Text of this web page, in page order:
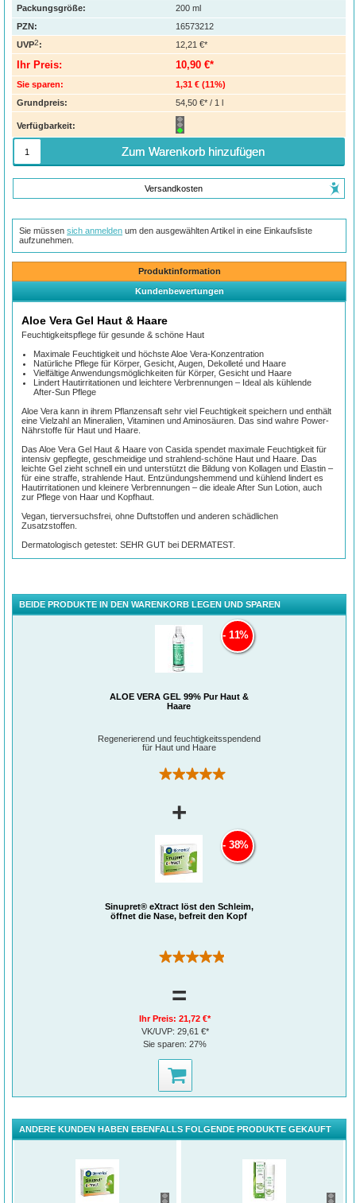
Packungsgröße:
200 ml
PZN:
16573212
UVP2: 12,21 €*
Ihr Preis: 10,90 €*
Sie sparen: 1,31 € (11%)
Grundpreis:
54,50 €* / 1 l
Verfügbarkeit:
Zum Warenkorb hinzufügen
Versandkosten
Sie müssensich anmelden um den ausgewählten Artikel in eine Einkaufsliste
aufzunehmen.
Produktinformation
Kundenbewertungen
Aloe Vera Gel Haut & Haare
Feuchtigkeitspflege für gesunde & schöne Haut
Maximale Feuchtigkeit und höchste Aloe Vera-Konzentration
Natürliche Pflege für Körper, Gesicht, Augen, Dekolleté und Haare
Vielfältige Anwendungsmöglichkeiten für Körper, Gesicht und Haare
Lindert Hautirritationen und leichtere Verbrennungen – Ideal als kühlende
After-Sun Pflege
Aloe Vera kann in ihrem Pflanzensaft sehr viel Feuchtigkeit speichern und enthält
eine Vielzahl an Mineralien, Vitaminen und Aminosäuren. Das sind wahre Power-
Nährstoffe für Haut und Haare.
Das Aloe Vera Gel Haut & Haare von Casida spendet maximale Feuchtigkeit für
intensiv gepflegte, geschmeidige und strahlend-schöne Haut und Haare. Das
leichte Gel zieht schnell ein und unterstützt die Bildung von Kollagen und Elastin –
für eine straffe, strahlende Haut. Entzündungshemmend und kühlend lindert es
Hautirritationen und kleinere Verbrennungen – die ideale After Sun Lotion, auch
zur Pflege von Haar und Kopfhaut.
Vegan, tierversuchsfrei, ohne Duftstoffen und anderen schädlichen
Zusatzstoffen.
Dermatologisch getestet: SEHR GUT bei DERMATEST.
BEIDE PRODUKTE IN DEN WARENKORB LEGEN UND SPAREN
ALOE VERA GEL 99% Pur Haut &
Haare
Regenerierend und feuchtigkeitsspendend
für Haut und Haare
(3)
11%
+
Sinupret® eXtract löst den Schleim,
öffnet die Nase, befreit den Kopf
(48)
38%
=
Ihr Preis:21,72 €*
VK/UVP: 29,61 €*
Sie sparen:27%
ANDERE KUNDEN HABEN EBENFALLS FOLGENDE PRODUKTE GEKAUFT